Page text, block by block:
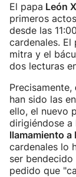
El papa León
primeros
desde las
cardenales.
mitra y el
dos lecturas
Precisamente,
han sido las
ello, el nuevo
dirigiéndose a
llamamiento a
cardenales lo
ser
pedido que